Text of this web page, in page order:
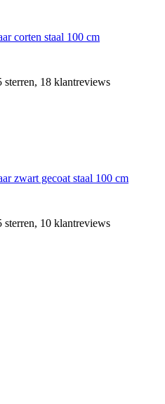
corten staal 100 cm
sterren, 18 klantreviews
zwart gecoat staal 100 cm
sterren, 10 klantreviews